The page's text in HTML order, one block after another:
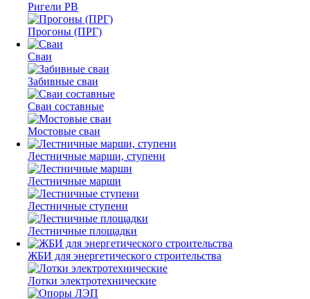
Ригели РВ
Прогоны (ПРГ)
Сваи
Забивные сваи
Сваи составные
Мостовые сваи
Лестничные марши, ступени
Лестничные марши
Лестничные ступени
Лестничные площадки
ЖБИ для энергетического строительства
Лотки электротехнические